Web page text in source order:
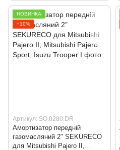
НОВИНКА
−10%
Артикул: SO.0280.DR
Амортизатор передній
газомасляний 2" SEKURECO
для Mitsubishi Pajero II,